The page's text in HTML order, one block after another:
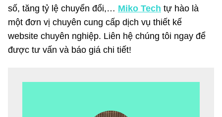
số, tăng tỷ lệ chuyển đổi,… Miko Tech tự hào là
một đơn vị chuyên cung cấp dịch vụ thiết kế
website chuyên nghiệp. Liên hệ chúng tôi ngay để
được tư vấn và báo giá chi tiết!